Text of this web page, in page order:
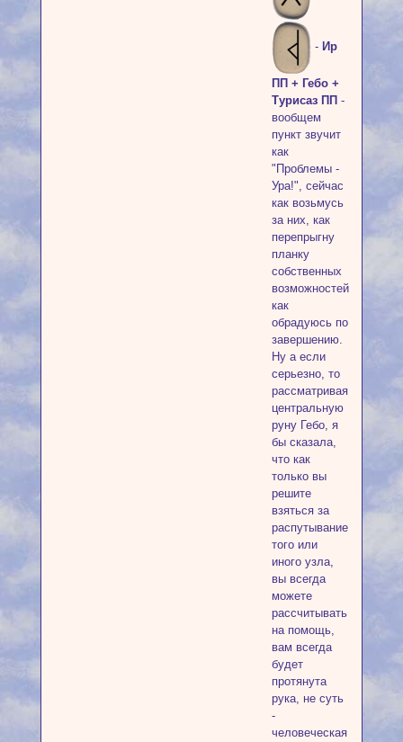
- Ир
ПП + Гебо +
Турисаз ПП -
вообщем
пункт звучит
как
"Проблемы -
Ура!", сейчас
как возьмусь
за них, как
перепрыгну
планку
собственных
возможностей,
как
обрадуюсь по
завершению.
Ну а если
серьезно, то
рассматривая
центральную
руну Гебо, я
бы сказала,
что как
только вы
решите
взяться за
распутывание
того или
иного узла,
вы всегда
можете
рассчитывать
на помощь,
вам всегда
будет
протянута
рука, не суть
-
человеческая